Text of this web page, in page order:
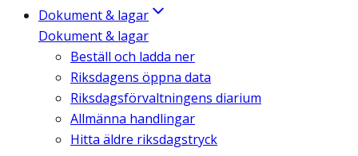
Dokument & lagar
Dokument & lagar
Beställ och ladda ner
Riksdagens öppna data
Riksdagsförvaltningens diarium
Allmänna handlingar
Hitta äldre riksdagstryck